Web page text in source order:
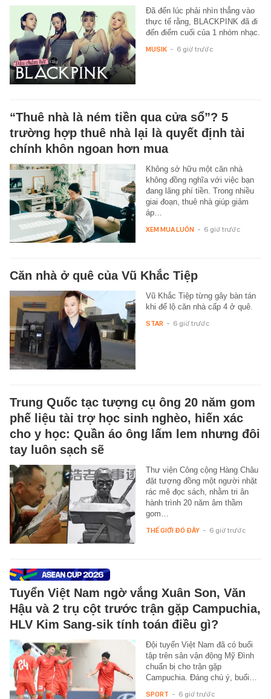
Đã đến lúc phải nhìn thẳng vào
thực tế rằng, BLACKPINK đã đi
đến điểm cuối của 1 nhóm nhạc.
MUSIK - 6 giờ trước
“Thuê nhà là ném tiền qua cửa sổ”? 5
trường hợp thuê nhà lại là quyết định tài
chính khôn ngoan hơn mua
Không sở hữu một căn nhà
không đồng nghĩa với việc bạn
đang lãng phí tiền. Trong nhiều
giai đoạn, thuê nhà giúp giảm
áp…
XEM MUA LUÔN - 6 giờ trước
Căn nhà ở quê của Vũ Khắc Tiệp
Vũ Khắc Tiệp từng gây bàn tán
khi để lộ căn nhà cấp 4 ở quê.
STAR - 6 giờ trước
Trung Quốc tạc tượng cụ ông 20 năm gom
phế liệu tài trợ học sinh nghèo, hiến xác
cho y học: Quần áo ông lấm lem nhưng đôi
tay luôn sạch sẽ
Thư viện Công cộng Hàng Châu
đặt tượng đồng một người nhặt
rác mê đọc sách, nhằm tri ân
hành trình 20 năm âm thầm
gom…
THẾ GIỚI ĐÓ ĐÂY - 6 giờ trước
Tuyển Việt Nam ngờ vắng Xuân Son, Văn
Hậu và 2 trụ cột trước trận gặp Campuchia,
HLV Kim Sang-sik tính toán điều gì?
Đội tuyển Việt Nam đã có buổi
tập trên sân vận động Mỹ Đình
chuẩn bị cho trận gặp
Campuchia. Đáng chú ý, buổi…
SPORT - 6 giờ trước